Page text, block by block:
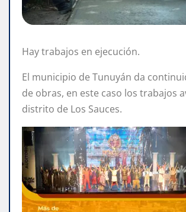
Hay trabajos en ejecución.
El municipio de Tunuyán da
de obras, en este caso los trabajos
distrito de Los Sauces.